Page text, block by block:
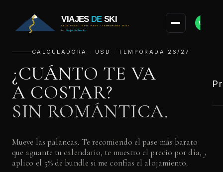
WA
CALCULADORA · USD · TEMPORADA 26/27
¿CUÁNTO TE VA
A COSTAR?
SIN ROMÁNTICA.
Mueve las palancas. Te recomiendo el pase más barato
que aguante tu calendario, te muestro el precio por día, y
aplico el 5% de bundle si me confías el alojamiento.